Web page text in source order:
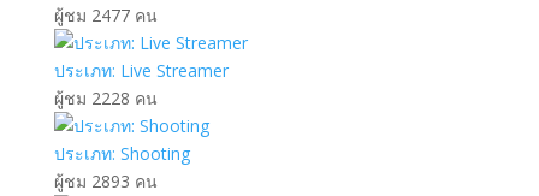
ผู้ชม 2477 คน
ประเภท: Live Streamer
ผู้ชม 2228 คน
ประเภท: Shooting
ผู้ชม 2893 คน